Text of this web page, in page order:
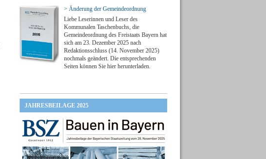
> Änderung der Gemeindeordnung
Liebe Leserinnen und Leser des
Kommunalen Taschenbuchs, die
Gemeindeordnung des Freistaats Bayern hat
sich am 23. Dezember 2025 nach
Redaktionsschluss (14. November 2025)
nochmals geändert. Die entsprechenden
Seiten können Sie hier herunterladen.
JAHRESBEILAGE 2025